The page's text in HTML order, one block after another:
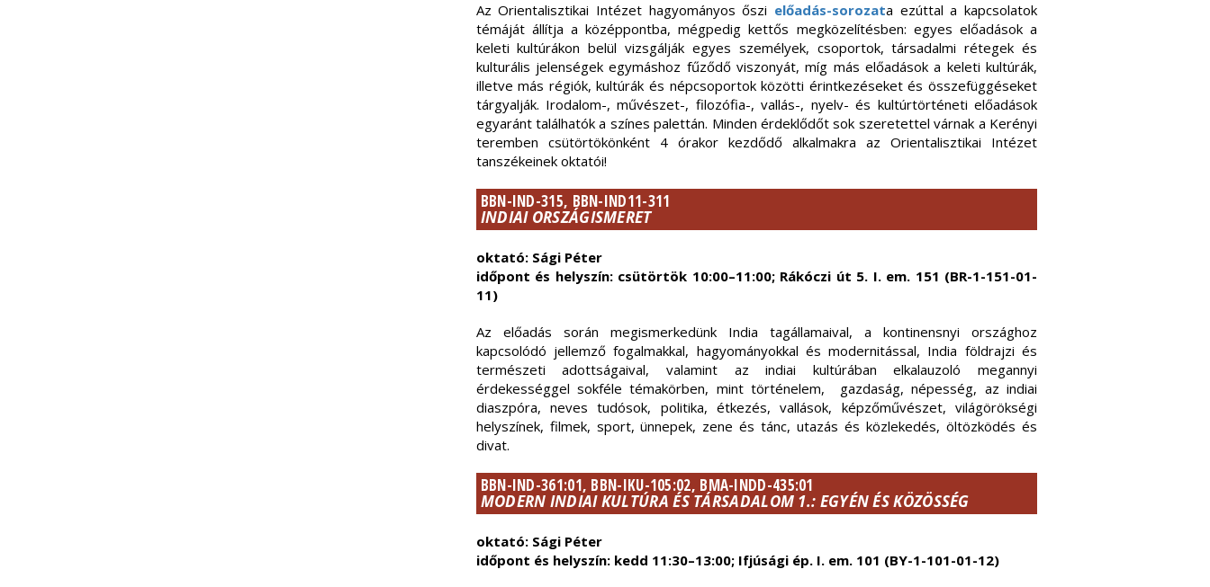
Az Orientalisztikai Intézet hagyományos őszi előadás-sorozata ezúttal a kapcsolatok
témáját állítja a középpontba, mégpedig kettős megközelítésben: egyes előadások a
keleti kultúrákon belül vizsgálják egyes személyek, csoportok, társadalmi rétegek és
kulturális jelenségek egymáshoz fűződő viszonyát, míg más előadások a keleti kultúrák,
illetve más régiók, kultúrák és népcsoportok közötti érintkezéseket és összefüggéseket
tárgyalják. Irodalom-, művészet-, filozófia-, vallás-, nyelv- és kultúrtörténeti előadások
egyaránt találhatók a színes palettán. Minden érdeklődőt sok szeretettel várnak a Kerényi
teremben csütörtökönként 4 órakor kezdődő alkalmakra az Orientalisztikai Intézet
tanszékeinek oktatói!
BBN-IND-315, BBN-IND11-311
INDIAI ORSZÁGISMERET
oktató: Sági Péter
időpont és helyszín: csütörtök 10:00–11:00; Rákóczi út 5. I. em. 151 (BR-1-151-01-
11)
Az előadás során megismerkedünk India tagállamaival, a kontinensnyi országhoz
kapcsolódó jellemző fogalmakkal, hagyományokkal és modernitással, India földrajzi és
természeti adottságaival, valamint az indiai kultúrában elkalauzoló megannyi
érdekességgel sokféle témakörben, mint történelem, gazdaság, népesség, az indiai
diaszpóra, neves tudósok, politika, étkezés, vallások, képzőművészet, világörökségi
helyszínek, filmek, sport, ünnepek, zene és tánc, utazás és közlekedés, öltözködés és
divat.
BBN-IND-361:01, BBN-IKU-105:02, BMA-INDD-435:01
MODERN INDIAI KULTÚRA ÉS TÁRSADALOM 1.: EGYÉN ÉS KÖZÖSSÉG
oktató: Sági Péter
időpont és helyszín: kedd 11:30–13:00; Ifjúsági ép. I. em. 101 (BY-1-101-01-12)